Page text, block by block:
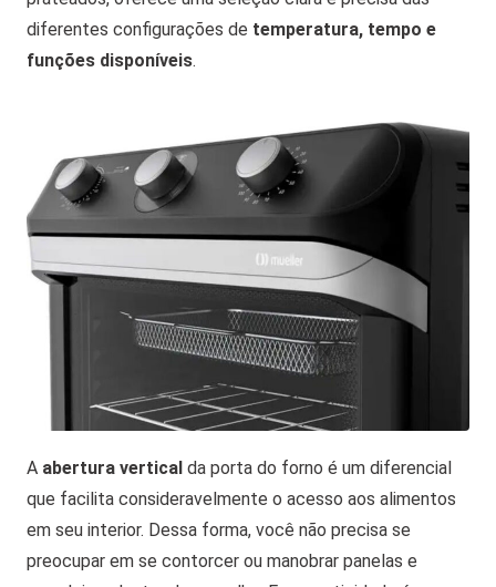
diferentes configurações de temperatura, tempo e
funções disponíveis.
A abertura vertical da porta do forno é um diferencial
que facilita consideravelmente o acesso aos alimentos
em seu interior. Dessa forma, você não precisa se
preocupar em se contorcer ou manobrar panelas e